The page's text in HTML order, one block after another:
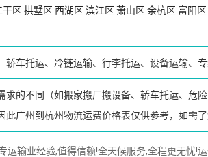
干区 拱墅区 西湖区 滨江区 萧山区 余杭区 富阳区
轿车托运、冷链运输、行李托运、设备运输、
求的不同（如搬家搬厂搬设备、轿车托运、危
此广州到杭州物流运费价格表仅供参考，如需
输业经验,值得信赖!全天候服务,全程更无忧!